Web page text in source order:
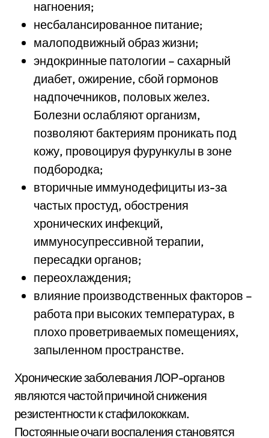
нагноения;
несбалансированное питание;
малоподвижный образ жизни;
эндокринные патологии – сахарный
диабет, ожирение, сбой гормонов
надпочечников, половых желез.
Болезни ослабляют организм,
позволяют бактериям проникать под
кожу, провоцируя фурункулы в зоне
подбородка;
вторичные иммунодефициты из-за
частых простуд, обострения
хронических инфекций,
иммуносупрессивной терапии,
пересадки органов;
переохлаждения;
влияние производственных факторов –
работа при высоких температурах, в
плохо проветриваемых помещениях,
запыленном пространстве.
Хронические заболевания ЛОР-органов
являются частой причиной снижения
резистентности к стафилококкам.
Постоянные очаги воспаления становятся